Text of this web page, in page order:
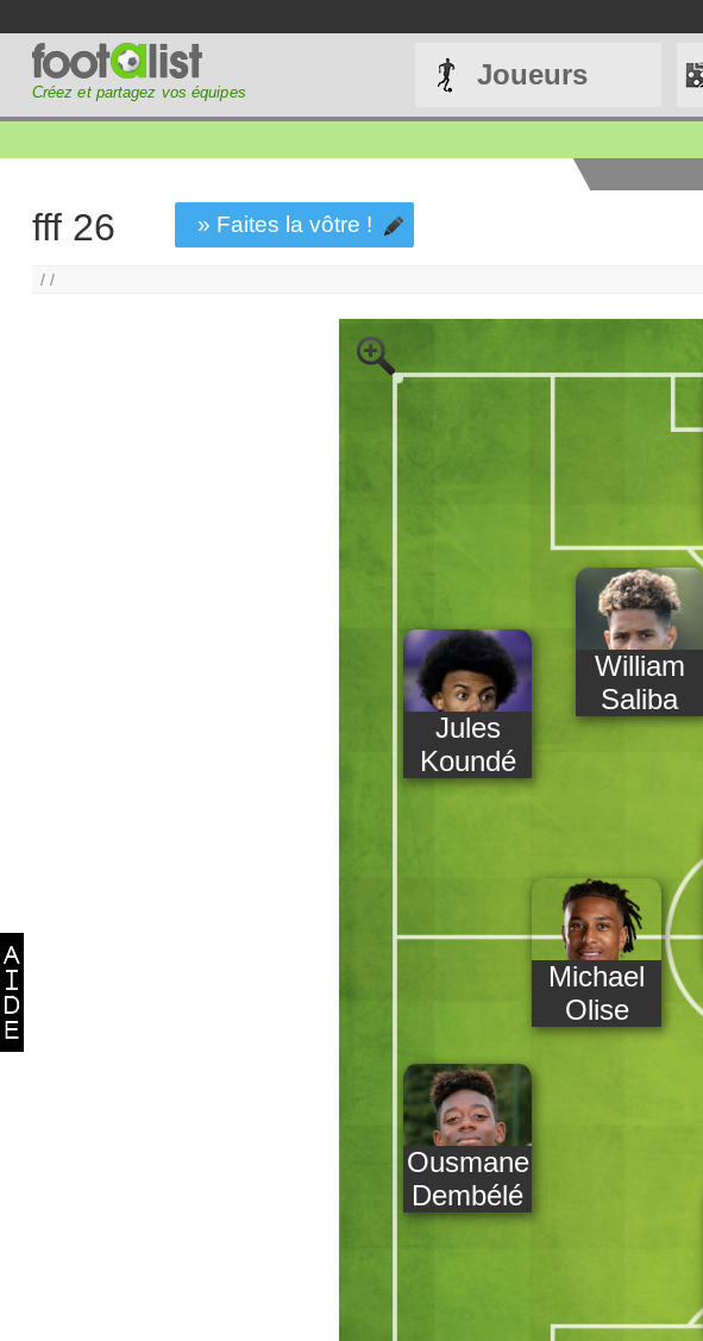
Créez et partagez vos équipes
Joueurs
fff 26 » Faites la vôtre !
/ /
Jules
Koundé
William
Saliba
Michael
Olise
Ousmane
Dembélé